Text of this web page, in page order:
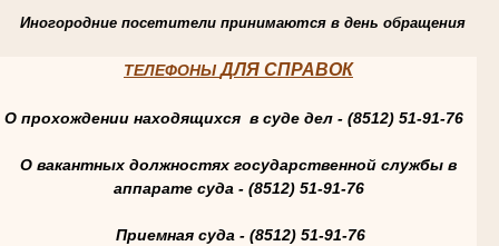
Иногородние посетители принимаются в день обращения
ТЕЛЕФОНЫДЛЯ СПРАВОК
О прохождении находящихся в суде дел - (8512) 51-91-76
О вакантных должностях государственной службы в
аппарате суда - (8512) 51-91-76
Приемная суда - (8512) 51-91-76